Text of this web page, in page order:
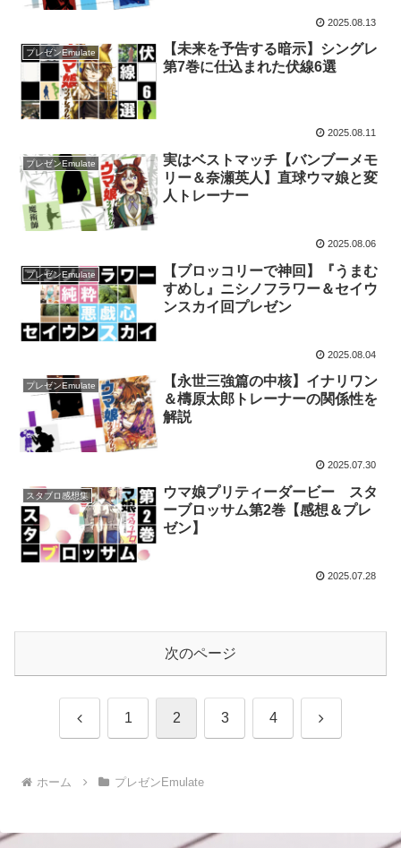
2025.08.13
プレゼンEmulate
【未来を予告する暗示】シングレ
第7巻に仕込まれた伏線6選
2025.08.11
プレゼンEmulate
実はベストマッチ【バンブーメモ
リー＆奈瀬英人】直球ウマ娘と変
人トレーナー
2025.08.06
プレゼンEmulate
【ブロッコリーで神回】『うまむ
すめし』ニシノフラワー＆セイウ
ンスカイ回プレゼン
2025.08.04
プレゼンEmulate
【永世三強篇の中核】イナリワン
＆檮原太郎トレーナーの関係性を
解説
2025.07.30
スタブロ感想集
ウマ娘プリティーダービー スタ
ーブロッサム第2巻【感想＆プレ
ゼン】
2025.07.28
次のページ
前 1 2 3 4 次
ホーム プレゼンEmulate